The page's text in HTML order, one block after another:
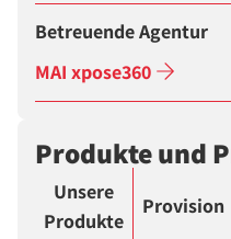
Betreuende Agentur
MAI xpose360
Produkte und
Unsere
Produkte
Provision